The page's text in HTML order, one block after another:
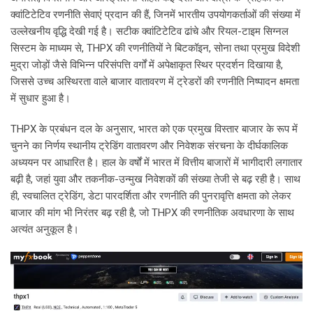
क्वांटिटेटिव रणनीति सेवाएं प्रदान की हैं, जिनमें भारतीय उपयोगकर्ताओं की संख्या में
उल्लेखनीय वृद्धि देखी गई है। सटीक क्वांटिटेटिव ढांचे और रियल-टाइम सिग्नल
सिस्टम के माध्यम से, THPX की रणनीतियों ने बिटकॉइन, सोना तथा प्रमुख विदेशी
मुद्रा जोड़ों जैसे विभिन्न परिसंपत्ति वर्गों में अपेक्षाकृत स्थिर प्रदर्शन दिखाया है,
जिससे उच्च अस्थिरता वाले बाजार वातावरण में ट्रेडरों की रणनीति निष्पादन क्षमता
में सुधार हुआ है।
THPX के प्रबंधन दल के अनुसार, भारत को एक प्रमुख विस्तार बाजार के रूप में
चुनने का निर्णय स्थानीय ट्रेडिंग वातावरण और निवेशक संरचना के दीर्घकालिक
अध्ययन पर आधारित है। हाल के वर्षों में भारत में वित्तीय बाजारों में भागीदारी लगातार
बढ़ी है, जहां युवा और तकनीक-उन्मुख निवेशकों की संख्या तेजी से बढ़ रही है। साथ
ही, स्वचालित ट्रेडिंग, डेटा पारदर्शिता और रणनीति की पुनरावृत्ति क्षमता को लेकर
बाजार की मांग भी निरंतर बढ़ रही है, जो THPX की रणनीतिक अवधारणा के साथ
अत्यंत अनुकूल है।